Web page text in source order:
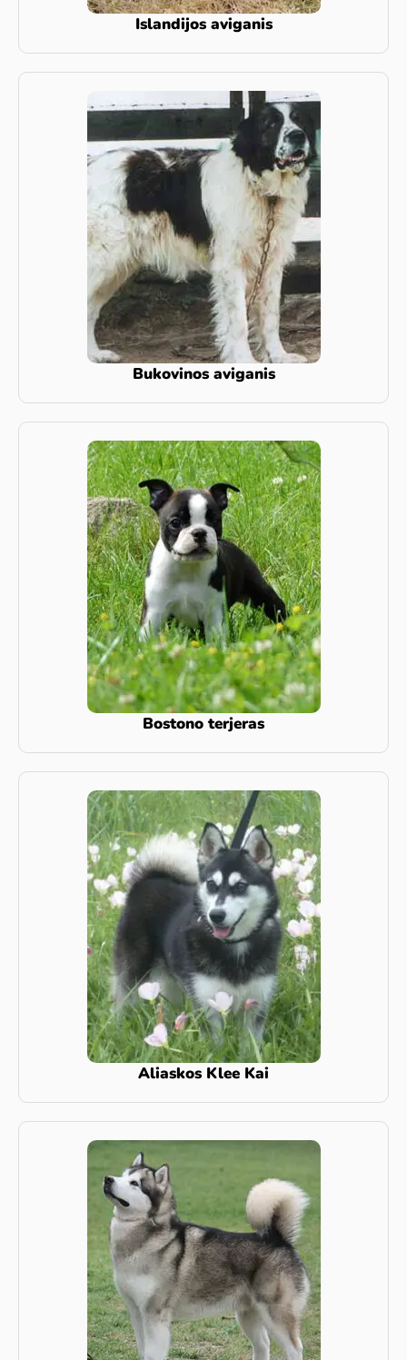
Islandijos aviganis
Bukovinos aviganis
Bostono terjeras
Aliaskos Klee Kai